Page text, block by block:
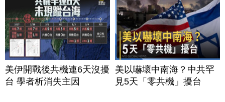
美伊開戰後共機連6天沒擾
台 學者析消失主因
美以嚇壞中南海？中共罕
見5天「零共機」擾台